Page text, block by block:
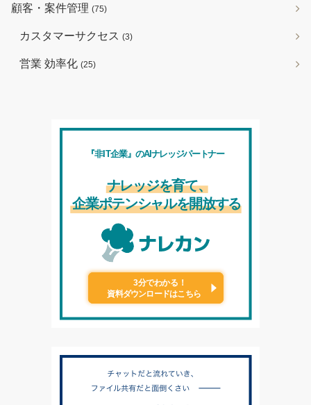
顧客・案件管理 (75)
カスタマーサクセス (3)
営業 効率化 (25)